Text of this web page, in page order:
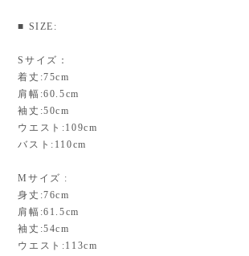
■ SIZE:
Sサイズ：
着丈:75cm
肩幅:60.5cm
袖丈:50cm
ウエスト:109cm
バスト:110cm
Mサイズ :
身丈:76cm
肩幅:61.5cm
袖丈:54cm
ウエスト:113cm